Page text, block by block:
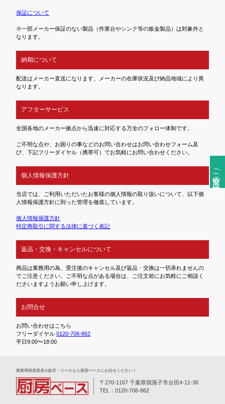
ご注文前の確認事項
保証について
※一部メーカー保証のない製品（作業台やシンク等の板金製品）は対象外と
なります。
納期について
配送はメーカー直送になります。メーカーの在庫状況及び納品地域により異
なります。
アフターサービス
全国各地のメーカー拠点から迅速に対応する万全のフォロー体制です。
ご不明な点や、お困りの事などのお問い合わせはお問い合わせフォーム及
び、下記フリーダイヤル（携帯可）でお気軽にお問い合わせください。
個人情報保護方針
当店では、ご利用いただいたお客様の個人情報の取り扱いについて、以下個
人情報保護方針に則った管理を徹底しています。
個人情報保護方針
特定商取引に関する法律に基づく表記
返品・交換・キャンセルについて
商品は業務用の為、受注後のキャンセル及び返品・交換は一切承れませんの
でご注意ください。ご不明な点がある場合は、ご注文前にお気軽にご相談く
ださいますようお願い申し上げます。
お問合せ
お問い合わせはこちら
フリーダイヤル0120-706-862
平日9:00〜18:00
業務⽤厨房器具の販売・リースなら厨房ベースにお任せください！
〒270-1167 千葉県我孫子市台田4-11-36
TEL：0120-706-862